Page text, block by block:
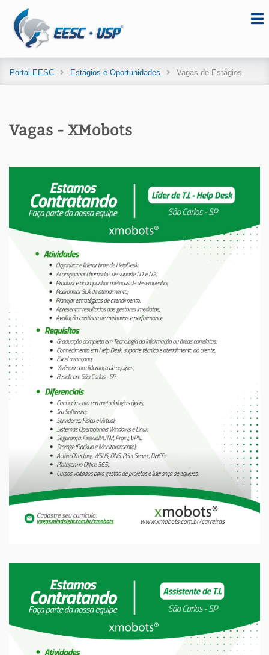
Portal EESC Estágios e Oportunidades Vagas de Estágios
Vagas - XMobots